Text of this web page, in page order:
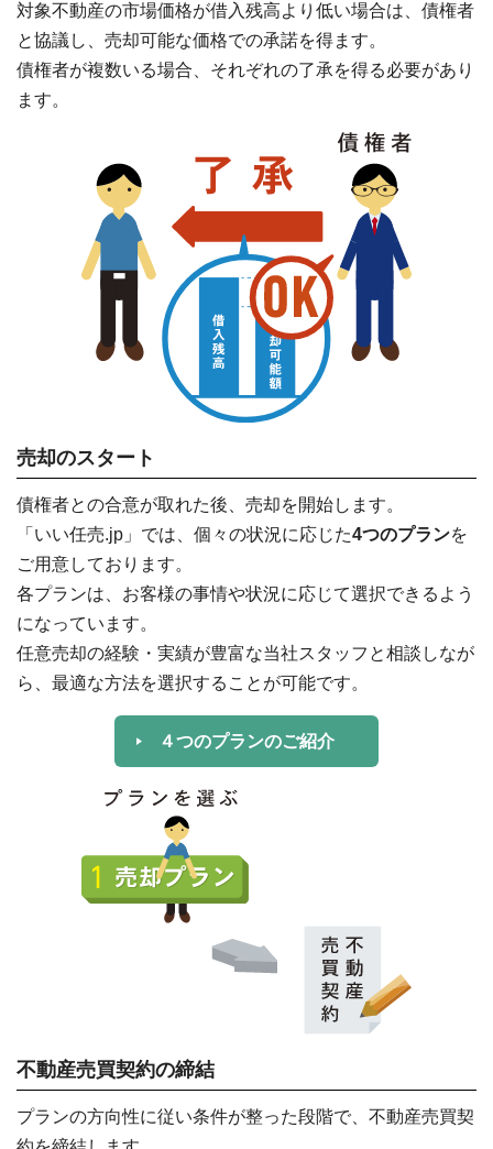
対象不動産の市場価格が借入残高より低い場合は、債権者
と協議し、売却可能な価格での承諾を得ます。
債権者が複数いる場合、それぞれの了承を得る必要があり
ます。
売却のスタート
債権者との合意が取れた後、売却を開始します。
「いい任売.jp」では、個々の状況に応じた4つのプランを
ご用意しております。
各プランは、お客様の事情や状況に応じて選択できるよう
になっています。
任意売却の経験・実績が豊富な当社スタッフと相談しなが
ら、最適な方法を選択することが可能です。
４つのプランのご紹介
不動産売買契約の締結
プランの方向性に従い条件が整った段階で、不動産売買契